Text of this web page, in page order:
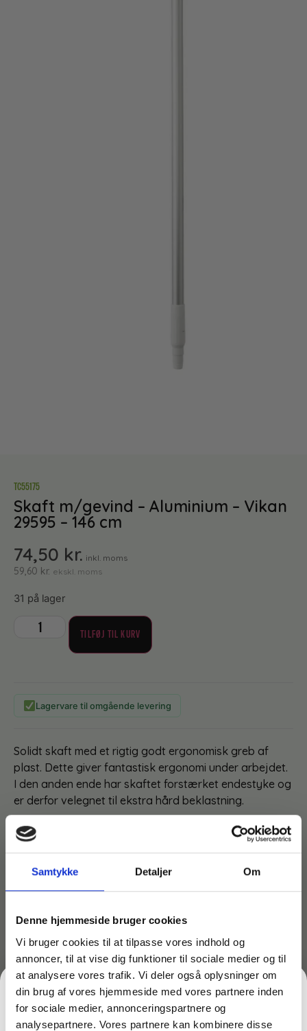
Samtykke Detaljer Om
Denne hjemmeside bruger cookies
Vi bruger cookies til at tilpasse vores indhold og
annoncer, til at vise dig funktioner til sociale medier og til
at analysere vores trafik. Vi deler også oplysninger om
din brug af vores hjemmeside med vores partnere inden
for sociale medier, annonceringspartnere og
analysepartnere. Vores partnere kan kombinere disse
TC55175
Skaft m/gevind – Aluminium – Vikan
29595 – 146 cm
74,50 kr. inkl. moms
59,60 kr. ekskl. moms
31 på lager
TILFØJ TIL KURV
Lagervare til omgående levering
Solidt skaft med et rigtig godt ergonomisk greb af
plast. Dette giver fantastisk ergonomi under arbejdet.
I den anden ende har skaftet forstærket endestyke og
er derfor velegnet til ekstra hård beklastning.
Ellers kan skaftet også anvendes til fx børster, koste
og andre rengøringsrekvisitter.
skaftet kan hænges væg.
Passer til alle Vikan-rekvisitter med gevind.
Måske er du også interesseret i følgende
produkter:
Du kunne også være interesseret i…